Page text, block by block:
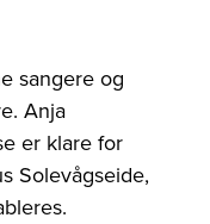
sangere og
Anja
er klare for
Solevågseide,